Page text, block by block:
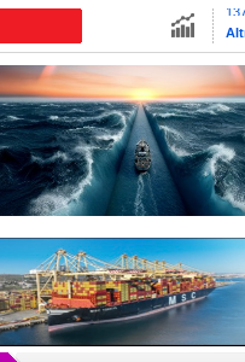
Yakıt barcı